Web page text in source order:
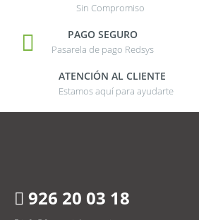
Sin Compromiso
PAGO SEGURO
Pasarela de pago Redsys
ATENCIÓN AL CLIENTE
Estamos aquí para ayudarte
926 20 03 18